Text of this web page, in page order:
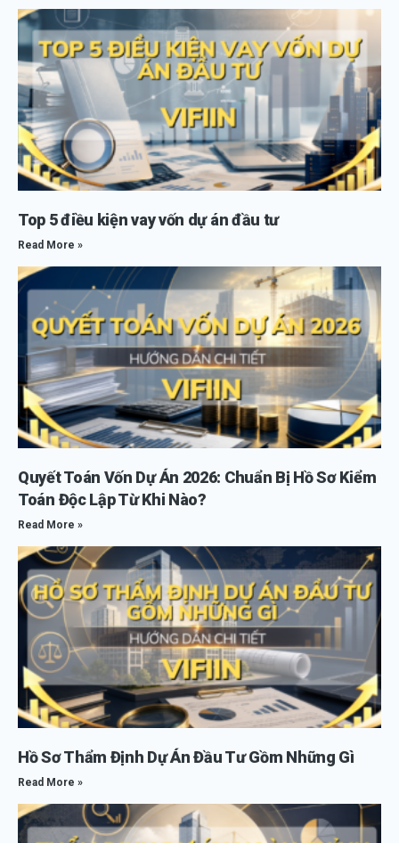
Top 5 điều kiện vay vốn dự án đầu tư
Read More »
Quyết Toán Vốn Dự Án 2026: Chuẩn Bị Hồ Sơ Kiểm
Toán Độc Lập Từ Khi Nào?
Read More »
Hồ Sơ Thẩm Định Dự Án Đầu Tư Gồm Những Gì
Read More »